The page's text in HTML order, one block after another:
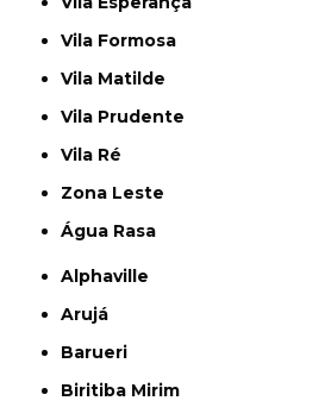
Vila Formosa
Vila Matilde
Vila Prudente
Vila Ré
Zona Leste
Água Rasa
Alphaville
Arujá
Barueri
Biritiba Mirim